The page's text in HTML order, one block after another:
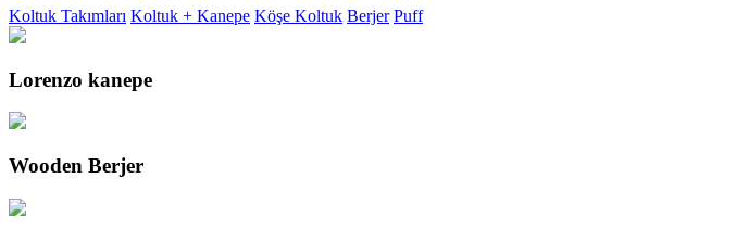
Koltuk Takımları Koltuk + Kanepe Köşe Koltuk Berjer Puff
Lorenzo kanepe
Wooden Berjer